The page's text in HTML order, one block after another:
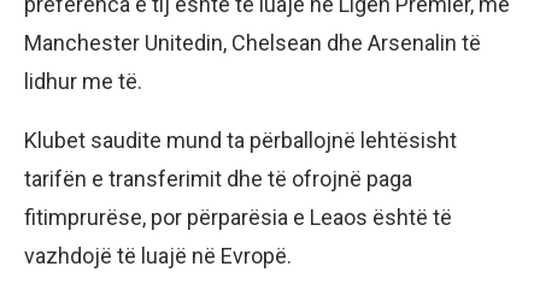
Manchester Unitedin, Chelsean dhe Arsenalin të
lidhur me të.
Klubet saudite mund ta përballojnë lehtësisht
tarifën e transferimit dhe të ofrojnë paga
fitimprurëse, por përparësia e Leaos është të
vazhdojë të luajë në Evropë.